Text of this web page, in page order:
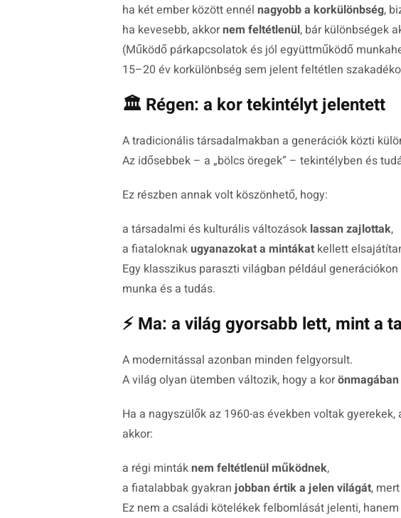
ha két ember között ennél nagyobb a korkülönbség,
ha kevesebb, akkornem feltétlenül, bár különbségek
(Működő párkapcsolatok és jól együttműködő
15–20 év korkülönbség sem jelent feltétlen
🏛️ Régen: a kor tekintélyt jelentett
A tradicionális társadalmakban a generációk közti
Az idősebbek – a „bölcs öregek” – tekintélyben és
Ez részben annak volt köszönhető, hogy:
a társadalmi és kulturális változások lassan zajlottak,
a fiataloknakugyanazokat a mintákat kellett
Egy klasszikus paraszti világban például
munka és a tudás.
⚡ Ma: a világ gyorsabb lett, mint a
A modernitással azonban minden felgyorsult.
A világ olyan ütemben változik, hogy a kor
Ha a nagyszülők az 1960-as években voltak
akkor:
a régi mintáknem feltétlenül működnek,
a fiatalabbak gyakran jobban értik a jelen világát,
Ez nem a családi kötelékek felbomlását jelenti, hanem